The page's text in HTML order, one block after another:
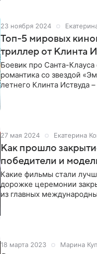
23 ноября 2024
Топ-5 мировых
триллер от Клинта
Боевик про Санта-
романтика со звездой
летнего Клинта Иствуда – забирайте в закладки фильмы-новинки из
27 мая 2024 Екатерина
Как прошло
победители и
Какие фильмы стали
дорожке церемонии
из главных
18 марта 2023 Марина